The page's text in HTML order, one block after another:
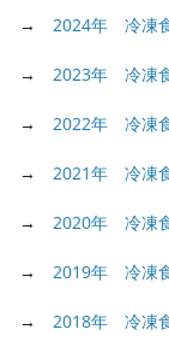
→ 2024年 冷凍
→ 2023年 冷凍
→ 2022年 冷凍
→ 2021年 冷凍
→ 2020年 冷凍
→ 2019年 冷凍
→ 2018年 冷凍